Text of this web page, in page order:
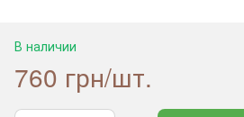
В наличии
760 грн/шт.